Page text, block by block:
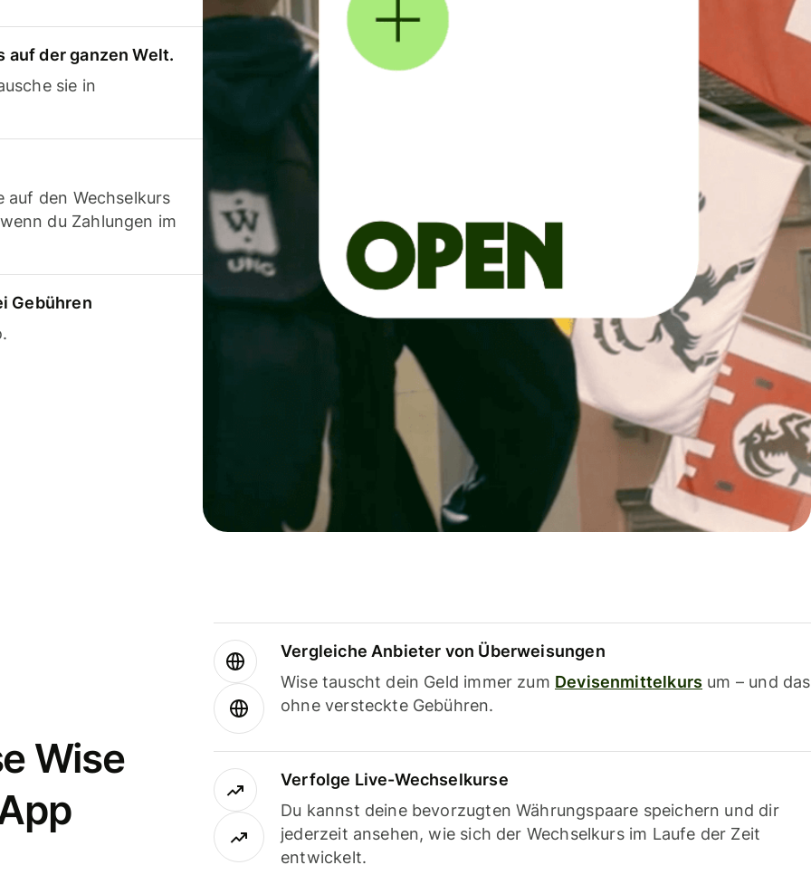
auf der ganzen Welt.
sie in
auf den Wechselkurs
du Zahlungen im
Gebühren
Wise
Vergleiche Anbieter von Überweisungen
Wise tauscht dein Geld immer zum Devisenmittelkurs um – und das
ohne versteckte Gebühren.
Verfolge Live-Wechselkurse
Du kannst deine bevorzugten Währungspaare speichern und dir
jederzeit ansehen, wie sich der Wechselkurs im Laufe der Zeit
entwickelt.